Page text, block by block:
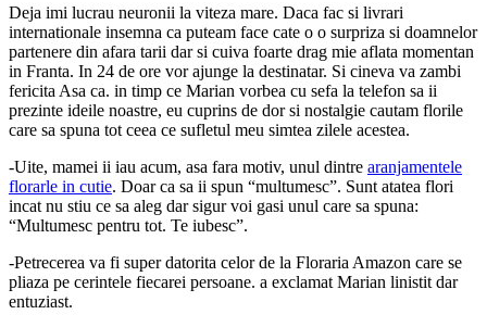
Deja imi lucrau neuronii la viteza mare. Daca fac si livrari
internationale insemna ca puteam face cate o o surpriza si doamnelor
partenere din afara tarii dar si cuiva foarte drag mie aflata momentan
in Franta. In 24 de ore vor ajunge la destinatar. Si cineva va zambi
fericita Asa ca. in timp ce Marian vorbea cu sefa la telefon sa ii
prezinte ideile noastre, eu cuprins de dor si nostalgie cautam florile
care sa spuna tot ceea ce sufletul meu simtea zilele acestea.
-Uite, mamei ii iau acum, asa fara motiv, unul dintre aranjamentele
florarle in cutie. Doar ca sa ii spun “multumesc”. Sunt atatea flori
incat nu stiu ce sa aleg dar sigur voi gasi unul care sa spuna:
“Multumesc pentru tot. Te iubesc”.
-Petrecerea va fi super datorita celor de la Floraria Amazon care se
pliaza pe cerintele fiecarei persoane. a exclamat Marian linistit dar
entuziast.